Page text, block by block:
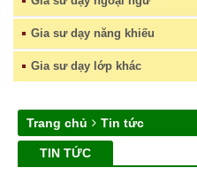
Gia sư dạy năng khiếu
Gia sư dạy lớp khác
Trang chủ Tin tức
TIN TỨC